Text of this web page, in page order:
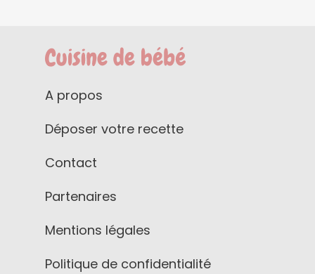
A propos
Déposer votre recette
Contact
Partenaires
Mentions légales
Politique de confidentialité